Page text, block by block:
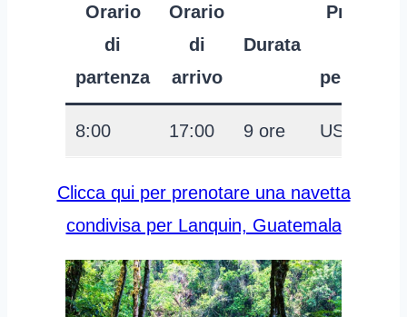
Orario
di
partenza
Orario
di
arrivo
Durata
Prezzo
persona
8:00 17:00 9 ore USD 44
Clicca qui per prenotare una navetta
condivisa per Lanquin, Guatemala